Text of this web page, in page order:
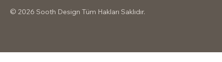
​© 2026 Sooth Design Tüm Hakları Saklıdır.